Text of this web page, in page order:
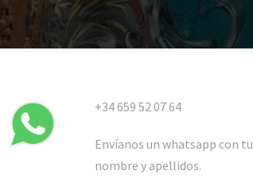
+34 659 52 07 64
Envíanos un whatsapp con tu
nombre y apellidos.